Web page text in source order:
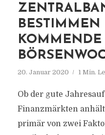
BESTIMMEN
KOMMENDE
20. Januar 2020 1 Min.
Ob der gute
Finanzmärkten
primär von zwei